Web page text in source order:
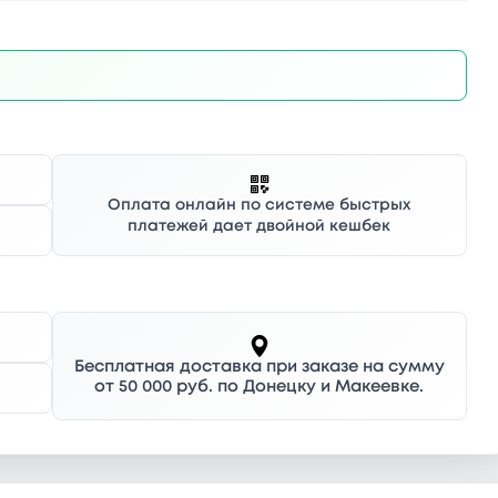
Оплата онлайн по системе быстрых
платежей дает двойной кешбек
Бесплатная доставка при заказе на сумму
от 50 000 руб. по Донецку и Макеевке.